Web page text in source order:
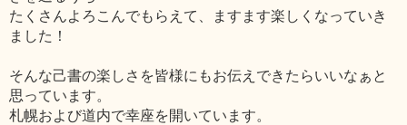
たくさんよろこんでもらえて、ますます楽しくなっていき
ました！
そんな己書の楽しさを皆様にもお伝えできたらいいなぁと
思っています。
札幌および道内で幸座を開いています。